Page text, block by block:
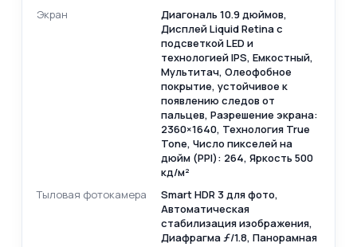
Экран
Диагональ 10.9 дюймов,
Дисплей Liquid Retina c
подсветкой LED и
технологией IPS, Емкостный,
Мультитач, Олеофобное
покрытие, устойчивое к
появлению следов от
пальцев, Разрешение экрана:
2360×1640, Технология True
Tone, Число пикселей на
дюйм (PPI): 264, Яркость 500
кд/м²
Тыловая фотокамера
Smart HDR 3 для фото,
Автоматическая
стабилизация изображения,
Диафрагма ƒ/ 1.8, Панорамная